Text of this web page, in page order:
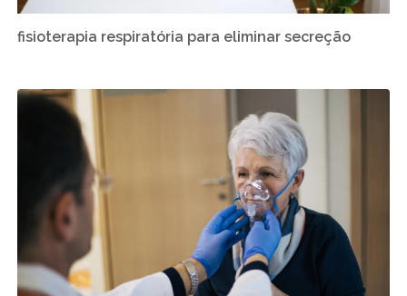
fisioterapia respiratória para eliminar secreção